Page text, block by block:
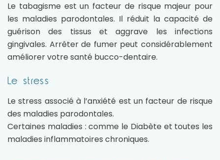
Le tabagisme est un facteur de risque majeur pour
les maladies parodontales. Il réduit la capacité de
guérison des tissus et aggrave les infections
gingivales. Arrêter de fumer peut considérablement
améliorer votre santé bucco-dentaire.
Le stress
Le stress associé à l’anxiété est un facteur de risque
des maladies parodontales.
Certaines maladies : comme le Diabète et toutes les
maladies inflammatoires chroniques.